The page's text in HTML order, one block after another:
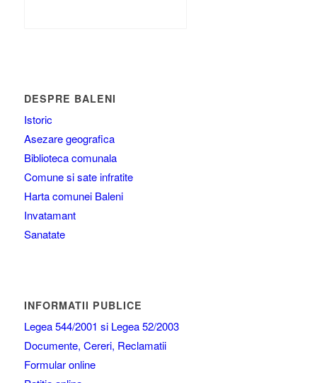
DESPRE BALENI
Istoric
Asezare geografica
Biblioteca comunala
Comune si sate infratite
Harta comunei Baleni
Invatamant
Sanatate
INFORMATII PUBLICE
Legea 544/2001 si Legea 52/2003
Documente, Cereri, Reclamatii
Formular online